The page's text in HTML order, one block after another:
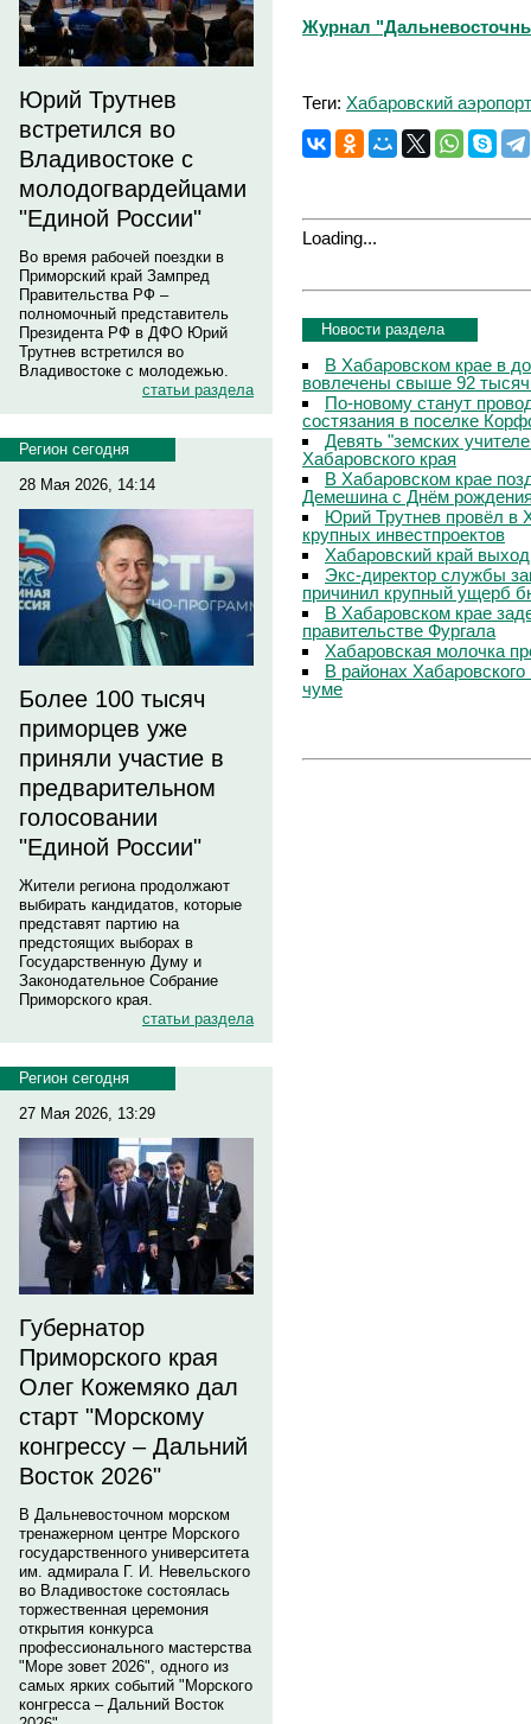
Юрий Трутнев
встретился во
Владивостоке с
молодогвардейцами
"Единой России"
Во время рабочей поездки в
Приморский край Зампред
Правительства РФ –
полномочный представитель
Президента РФ в ДФО Юрий
Трутнев встретился во
Владивостоке с молодежью.
статьи раздела
Регион сегодня
28 Мая 2026, 14:14
Более 100 тысяч
приморцев уже
приняли участие в
предварительном
голосовании
"Единой России"
Жители региона продолжают
выбирать кандидатов, которые
представят партию на
предстоящих выборах в
Государственную Думу и
Законодательное Собрание
Приморского края.
статьи раздела
Регион сегодня
27 Мая 2026, 13:29
Губернатор
Приморского края
Олег Кожемяко дал
старт "Морскому
конгрессу – Дальний
Восток 2026"
В Дальневосточном морском
тренажерном центре Морского
государственного университета
им. адмирала Г. И. Невельского
во Владивостоке состоялась
торжественная церемония
открытия конкурса
профессионального мастерства
"Море зовет 2026", одного из
самых ярких событий "Морского
конгресса – Дальний Восток
Журнал
Теги: Хабаровский аэропорт
Loading...
Новости раздела
В Хабаровском крае в
вовлечены свыше 92 тысяч
По-новому станут
состязания в поселке
Девять "земских
Хабаровского края
В Хабаровском крае
Демешина с Днём
Юрий Трутнев провёл в
крупных инвестпроектов
Хабаровский край
Экс-директор службы
причинил крупный ущерб
В Хабаровском крае
правительстве Фургала
Хабаровская молочка
В районах
чуме